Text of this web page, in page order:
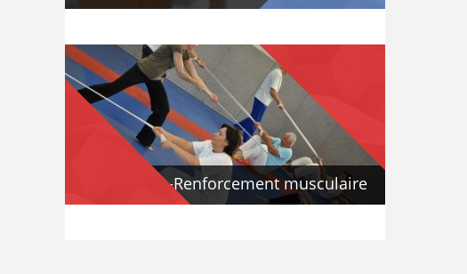
Taiso-Renforcement musculaire